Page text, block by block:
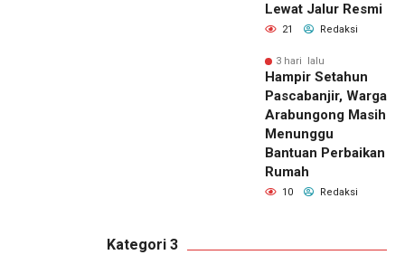
Lewat Jalur Resmi
21 Redaksi
3 hari lalu
Hampir Setahun
Pascabanjir, Warga
Arabungong Masih
Menunggu
Bantuan Perbaikan
Rumah
10 Redaksi
Kategori 3